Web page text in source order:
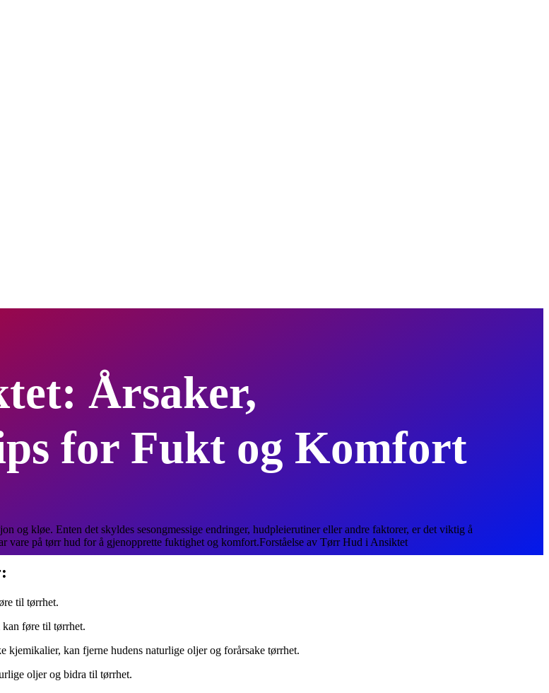
Årsaker,
for Fukt og Komfort
og kløe. Enten det skyldes sesongmessige endringer, hudpleierutiner eller andre faktorer, er det viktig å
vare på tørr hud for å gjenopprette fuktighet og komfort.Forståelse av Tørr Hud i Ansiktet
til tørrhet.
kan føre til tørrhet.
kjemikalier, kan fjerne hudens naturlige oljer og forårsake tørrhet.
oljer og bidra til tørrhet.